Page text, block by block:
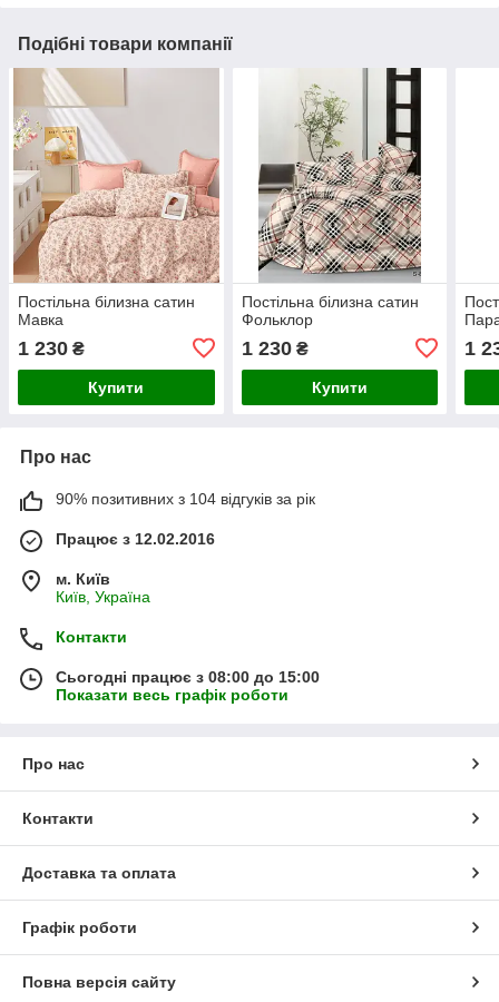
Подібні товари компанії
Постільна білизна сатин
Мавка
1 230 ₴
Купити
Постільна білизна сатин
Фольклор
1 230₴
Купити
1
Про нас
90% позитивних з 104 відгуків за рік
Працює з 12.02.2016
м. Київ
Київ, Україна
Контакти
Сьогодні працює з 08:00 до 15:00
Показати весь графік роботи
Про нас
Контакти
Доставка та оплата
Графік роботи
Повна версія сайту